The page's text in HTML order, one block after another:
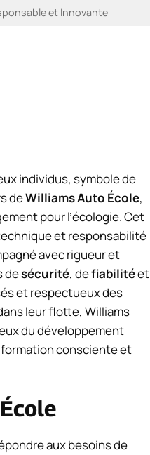
et Innovante
individus, symbole de
deWilliams Auto École,
pour l’écologie. Cet
et responsabilité
avec rigueur et
desécurité, defiabilitéet
et respectueux des
leur flotte, Williams
du développement
formation consciente et
aux besoins de